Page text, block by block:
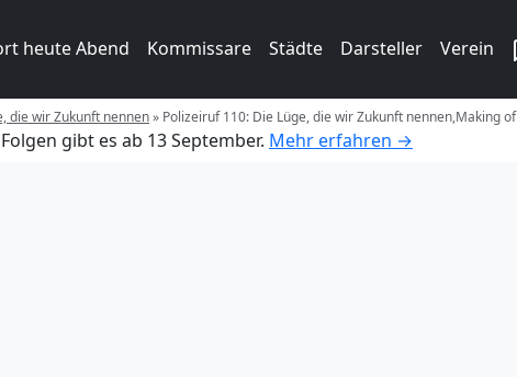
heute Abend Kommissare Städte Darsteller Verein
die wir Zukunft nennen» Polizeiruf 110: Die Lüge, die wir Zukunft nennen,Making of
gibt es ab 13 September. Mehr erfahren →